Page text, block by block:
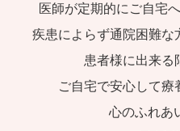
医師が定期的にご自宅
疾患によらず通院困難な
患者様に出来る
ご自宅で安心して療
心のふれあ